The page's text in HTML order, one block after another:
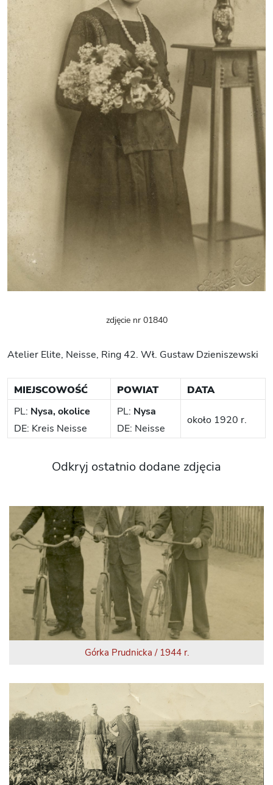
zdjęcie nr 01840
Atelier Elite, Neisse, Ring 42. Wł. Gustaw Dzieniszewski
MIEJSCOWOŚĆ POWIAT
DATA
PL: Nysa, okolice
DE: Kreis Neisse
PL: Nysa
DE: Neisse
około 1920 r.
Odkryj ostatnio dodane zdjęcia
Górka Prudnicka / 1944 r.